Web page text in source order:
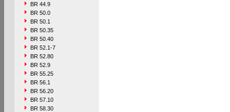
BR 44.9
BR 50.0
BR 50.1
BR 50.35
BR 50.40
BR 52.1-7
BR 52.80
BR 52.9
BR 55.25
BR 56.1
BR 56.20
BR 57.10
BR 58.30